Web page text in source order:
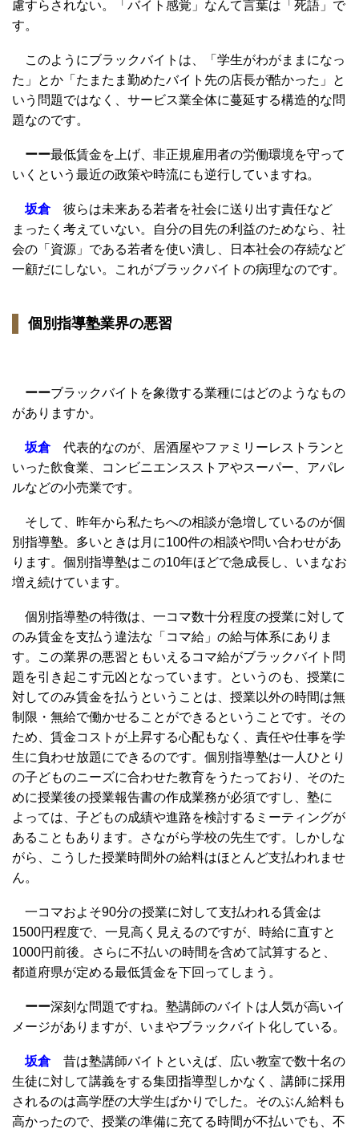
慮すらされない。「バイト感覚」なんて言葉は「死語」で
す。
このようにブラックバイトは、「学生がわがままになっ
た」とか「たまたま勤めたバイト先の店長が酷かった」と
いう問題ではなく、サービス業全体に蔓延する構造的な問
題なのです。
ーー最低賃金を上げ、非正規雇用者の労働環境を守って
いくという最近の政策や時流にも逆行していますね。
坂倉彼らは未来ある若者を社会に送り出す責任など
まったく考えていない。自分の目先の利益のためなら、社
会の「資源」である若者を使い潰し、日本社会の存続など
一顧だにしない。これがブラックバイトの病理なのです。
個別指導塾業界の悪習
ーーブラックバイトを象徴する業種にはどのようなもの
がありますか。
坂倉代表的なのが、居酒屋やファミリーレストランと
いった飲食業、コンビニエンスストアやスーパー、アパレ
ルなどの小売業です。
そして、昨年から私たちへの相談が急増しているのが個
別指導塾。多いときは月に100件の相談や問い合わせがあ
ります。個別指導塾はこの10年ほどで急成長し、いまなお
増え続けています。
個別指導塾の特徴は、一コマ数十分程度の授業に対して
のみ賃金を支払う違法な「コマ給」の給与体系にありま
す。この業界の悪習ともいえるコマ給がブラックバイト問
題を引き起こす元凶となっています。というのも、授業に
対してのみ賃金を払うということは、授業以外の時間は無
制限・無給で働かせることができるということです。その
ため、賃金コストが上昇する心配もなく、責任や仕事を学
生に負わせ放題にできるのです。個別指導塾は一人ひとり
の子どものニーズに合わせた教育をうたっており、そのた
めに授業後の授業報告書の作成業務が必須ですし、塾に
よっては、子どもの成績や進路を検討するミーティングが
あることもあります。さながら学校の先生です。しかしな
がら、こうした授業時間外の給料はほとんど支払われませ
ん。
一コマおよそ90分の授業に対して支払われる賃金は
1500円程度で、一見高く見えるのですが、時給に直すと
1000円前後。さらに不払いの時間を含めて試算すると、
都道府県が定める最低賃金を下回ってしまう。
ーー深刻な問題ですね。塾講師のバイトは人気が高いイ
メージがありますが、いまやブラックバイト化している。
坂倉昔は塾講師バイトといえば、広い教室で数十名の
生徒に対して講義をする集団指導型しかなく、講師に採用
されるのは高学歴の大学生ばかりでした。そのぶん給料も
高かったので、授業の準備に充てる時間が不払いでも、不